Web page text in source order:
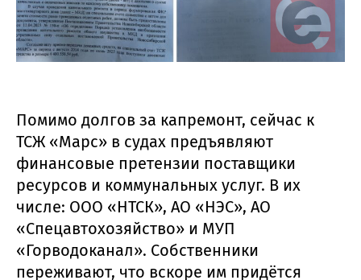
Помимо долгов за капремонт, сейчас к
ТСЖ «Марс» в судах предъявляют
финансовые претензии поставщики
ресурсов и коммунальных услуг. В их
числе: ООО «НТСК», АО «НЭС», АО
«Спецавтохозяйство» и МУП
«Горводоканал». Собственники
переживают, что вскоре им придётся